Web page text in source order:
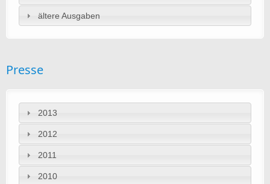
ältere Ausgaben
Presse
2013
2012
2011
2010